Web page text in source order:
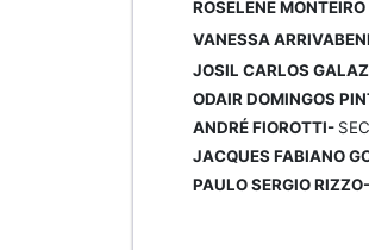
ROSELENE
VANESSA
JOSIL CARLOS
ODAIR DOMINGOS
ANDRÉ FIOROTTI-
JACQUES FABIANO
PAULO SERGIO RIZZO-